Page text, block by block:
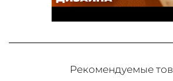
Рекомендуемые